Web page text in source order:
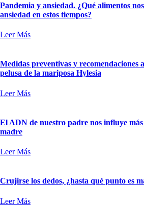
Pandemia y ansiedad. ¿Qué alimentos
ansiedad en estos tiempos?
Leer Más
Medidas preventivas y recomendaciones
pelusa de la mariposa Hylesia
Leer Más
El ADN de nuestro padre nos influye
madre
Leer Más
Crujirse los dedos, ¿hasta qué punto es
Leer Más